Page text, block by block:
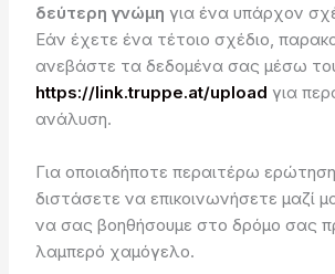
δεύτερη γνώμη για ένα υπάρχον
Εάν έχετε ένα τέτοιο σχέδιο,
ανεβάστε τα δεδομένα σας μέσω
https://link.truppe.at/upload για
ανάλυση.
Για οποιαδήποτε περαιτέρω
διστάσετε να επικοινωνήσετε μαζί
να σας βοηθήσουμε στο δρόμο σας
λαμπερό χαμόγελο.